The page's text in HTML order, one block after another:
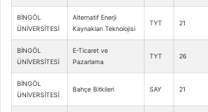
BİNGÖL
ÜNİVERSİTESİ
Alternatif Enerji
Kaynakları Teknolojisi
TYT 21
BİNGÖL
ÜNİVERSİTESİ
E-Ticaret ve
Pazarlama
TYT 26
BİNGÖL
ÜNİVERSİTESİ
Bahçe Bitkileri SAY 21